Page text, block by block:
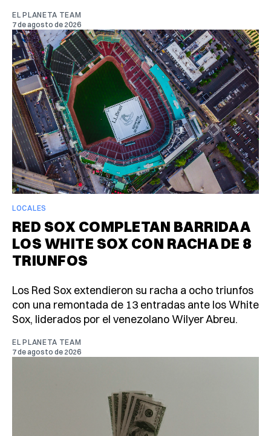
EL PLANETA TEAM
7 de agosto de 2026
LOCALES
RED SOX COMPLETAN BARRIDA A
LOS WHITE SOX CON RACHA DE 8
TRIUNFOS
Los Red Sox extendieron su racha a ocho triunfos
con una remontada de 13 entradas ante los White
Sox, liderados por el venezolano Wilyer Abreu.
EL PLANETA TEAM
7 de agosto de 2026